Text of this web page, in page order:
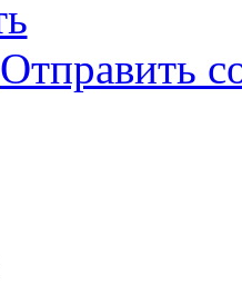
Отправить